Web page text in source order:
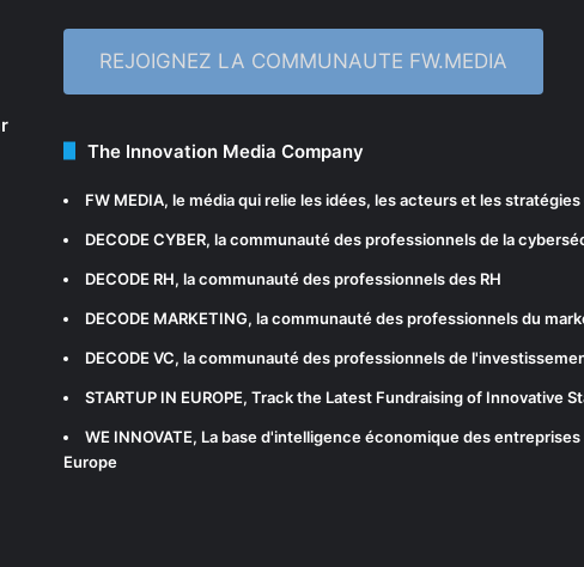
REJOIGNEZ LA COMMUNAUTE FW.MEDIA
The Innovation Media Company
FW MEDIA, le média qui relie les idées, les acteurs et les
DECODE CYBER, la communauté des professionnels de la
DECODE RH, la communauté des professionnels des RH
DECODE MARKETING, la communauté des professionnels du
DECODE VC, la communauté des professionnels de
STARTUP IN EUROPE, Track the Latest Fundraising of Innovative
WE INNOVATE, La base d'intelligence économique des
Europe